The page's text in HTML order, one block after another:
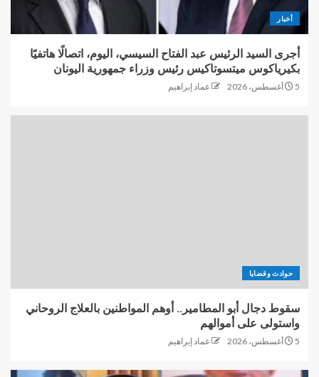
أخبار
أجرى السيد الرئيس عبد الفتاح السيسي، اليوم، اتصالًا هاتفيًا
بكيرياكوس ميتسوتاكيس رئيس وزراء جمهورية اليونان
5 أغسطس، 2026 عماد إبراهيم
حوادث وقضايا
سقوط دجال أبو المطامير.. أوهم المواطنين بالعلاج الروحاني
واستولى على أموالهم
5 أغسطس، 2026 عماد إبراهيم